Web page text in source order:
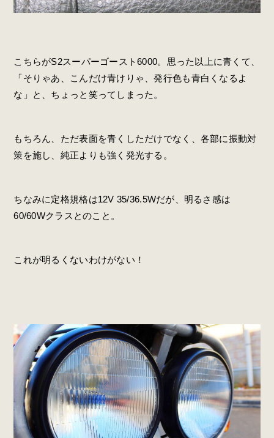
こちらがS2スーパーゴースト6000。思った以上に青くて、
「そりゃあ、こんだけ青けりゃ、発行色も青白くなるよ
な」と、ちょっと笑ってしまった。
もちろん、ただ表面を青くしただけでなく、各部に振動対
策を施し、純正よりも強く発光する。
ちなみに定格規格は12V 35/36.5Wだが、明るさ感は
60/60Wクラスとのこと。
これが明るくないわけがない！